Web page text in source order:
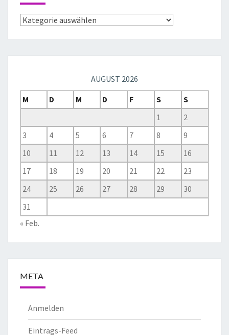
AUGUST 2026
M
D M D F S
S
1
2
3
4 5 6 7 8
9
10
11 12 13 14 15
16
17
18 19 20 21 22
23
24
25 26 27 28 29
30
31
« Feb.
META
Anmelden
Eintrags-Feed